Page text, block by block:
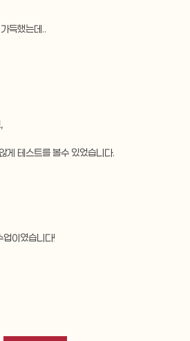
득했는데..
게 테스트를 볼수 있었습니다.
이였습니다!